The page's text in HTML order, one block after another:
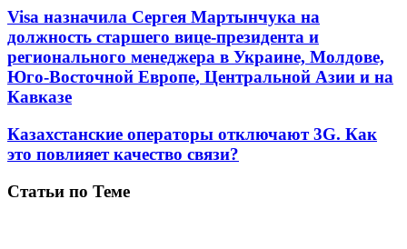
Visa назначила Сергея Мартынчука на
должность старшего вице-президента и
регионального менеджера в Украине, Молдове,
Юго-Восточной Европе, Центральной Азии и на
Кавказе
Казахстанские операторы отключают 3G. Как
это повлияет качество связи?
Статьи по Теме